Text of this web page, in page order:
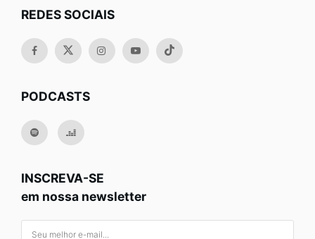
REDES SOCIAIS
PODCASTS
INSCREVA-SE
em nossa newsletter